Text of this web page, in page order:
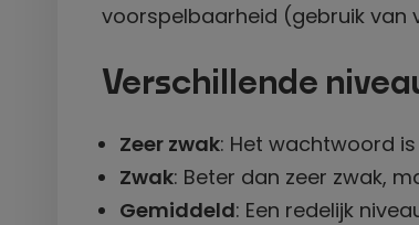
voorspelbaarheid (gebruik
Verschillende
Zeer zwak: Het wachtwoord
Zwak: Beter dan zeer zwak,
Gemiddeld: Een redelijk